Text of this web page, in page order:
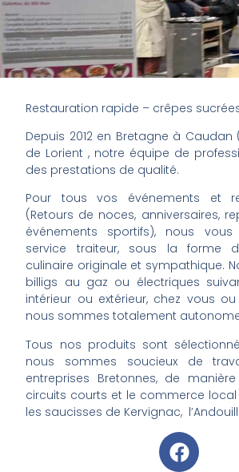
Restauration rapide – crêpes
Depuis 2012 en Bretagne à Caudan
de Lorient , notre équipe de
des prestations de qualité.
Pour tous vos événements et
(Retours de noces, anniversaires,
événements sportifs), nous vous
service traiteur, sous la forme
culinaire originale et sympathique.
billigs au gaz ou électriques
intérieur ou extérieur, chez vous
nous sommes totalement
Tous nos produits sont
nous sommes soucieux de
entreprises Bretonnes, de
circuits courts et le commerce local
les saucisses de Kervignac,